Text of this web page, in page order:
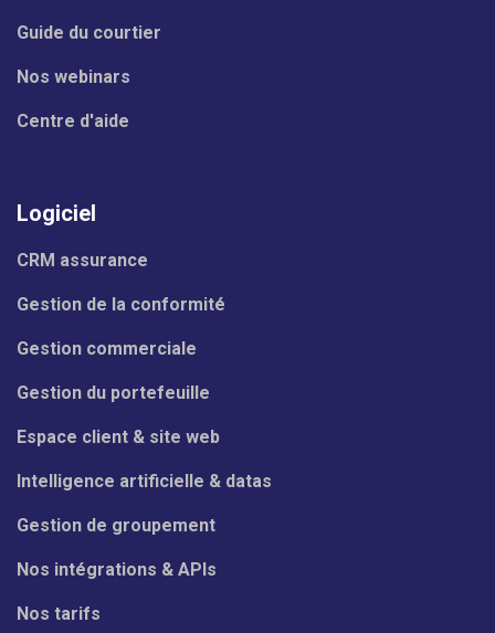
Guide du courtier
Nos webinars
Centre d'aide
Logiciel
CRM assurance
Gestion de la conformité
Gestion commerciale
Gestion du portefeuille
Espace client & site web
Intelligence artificielle & datas
Gestion de groupement
Nos intégrations & APIs
Nos tarifs